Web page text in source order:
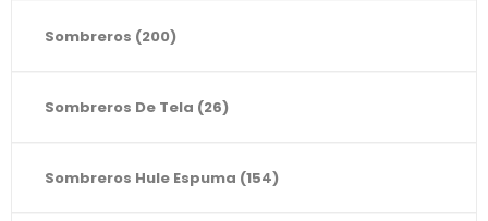
Sombreros (200)
Sombreros De Tela (26)
Sombreros Hule Espuma (154)